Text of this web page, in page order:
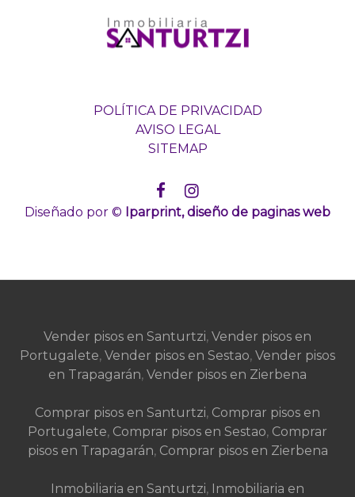
POLÍTICA DE PRIVACIDAD
AVISO LEGAL
SITEMAP
Diseñado por © Iparprint,diseño de paginas web
Vender pisos en Santurtzi, Vender pisos en
Portugalete, Vender pisos en Sestao, Vender pisos
en Trapagarán, Vender pisos en Zierbena
Comprar pisos en Santurtzi, Comprar pisos en
Portugalete, Comprar pisos en Sestao, Comprar
pisos en Trapagarán, Comprar pisos en Zierbena
Inmobiliaria en Santurtzi, Inmobiliaria en